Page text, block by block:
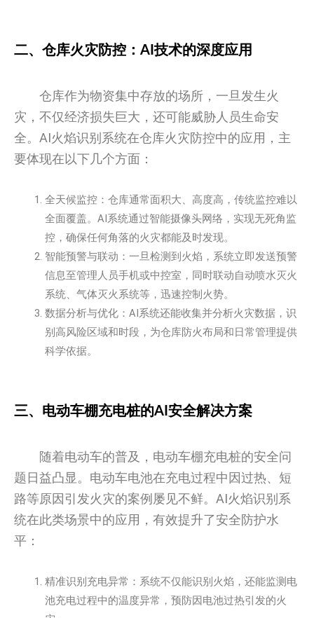
二、仓库火灾防控：AI技术的深度应用
仓库作为物资集中存放的场所，一旦发生火
灾，不仅经济损失巨大，还可能威胁人员生命安
全。AI火焰识别系统在仓库火灾防控中的应用，主
要体现在以下几个方面：
全天候监控：仓库通常面积大、高度高，传统监控难以
全面覆盖。AI系统通过智能摄像头网络，实现无死角监
控，确保任何角落的火灾都能及时发现。
智能预警与联动：一旦检测到火焰，系统立即发送预警
信息至管理人员手机或中控室，同时联动自动喷水灭火
系统、气体灭火系统等，迅速控制火势。
数据分析与优化：AI系统还能收集并分析火灾数据，识
别高风险区域和时段，为仓库防火布局和日常管理提供
科学依据。
三、电动车棚充电桩的AI安全解决方案
随着电动车的普及，电动车棚充电桩的安全问
题日益凸显。电动车电池在充电过程中因过热、短
路等原因引发火灾的案例屡见不鲜。AI火焰识别系
统在此类场景中的应用，有效提升了安全防护水
平：
精准识别充电异常：系统不仅能识别火焰，还能监测电
池充电过程中的温度异常，预防因电池过热引发的火